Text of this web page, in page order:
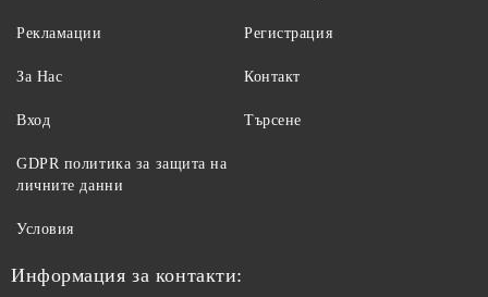
Рекламации
За Нас
Вход
Регистрация
Контакт
Търсене
GDPR политика за защита на
личните данни
Условия
Информация за контакти: